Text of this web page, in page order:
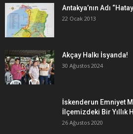
Antakya’nın Adı
22 Ocak 2013
Akçay Halkı İsyanda!
30 Ağustos 2024
İskenderun Emniyet
İlçemizdeki Bir Yıllık
26 Ağustos 2020